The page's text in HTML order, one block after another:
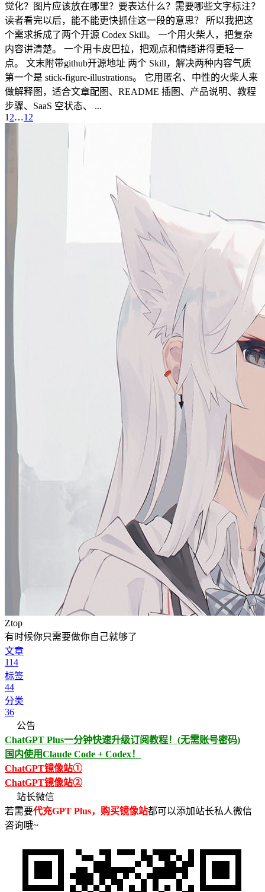
觉化？图片应该放在哪里？要表达什么？需要哪些文字标注？
读者看完以后，能不能更快抓住这一段的意思？ 所以我把这
个需求拆成了两个开源 Codex Skill。 一个用火柴人，把复杂
内容讲清楚。 一个用卡皮巴拉，把观点和情绪讲得更轻一
点。 文末附带github开源地址 两个 Skill，解决两种内容气质
第一个是 stick-figure-illustrations。 它用匿名、中性的火柴人来
做解释图，适合文章配图、README 插图、产品说明、教程
步骤、SaaS 空状态、 ...
1 2…12
Ztop
有时候你只需要做你自己就够了
文章
114
标签
44
分类
36
公告
ChatGPT Plus一分钟快速升级订阅教程！(无需账号密码)
国内使用Claude Code + Codex！
ChatGPT镜像站①
ChatGPT镜像站②
站长微信
若需要代充GPT Plus，购买镜像站都可以添加站长私人微信
咨询哦~